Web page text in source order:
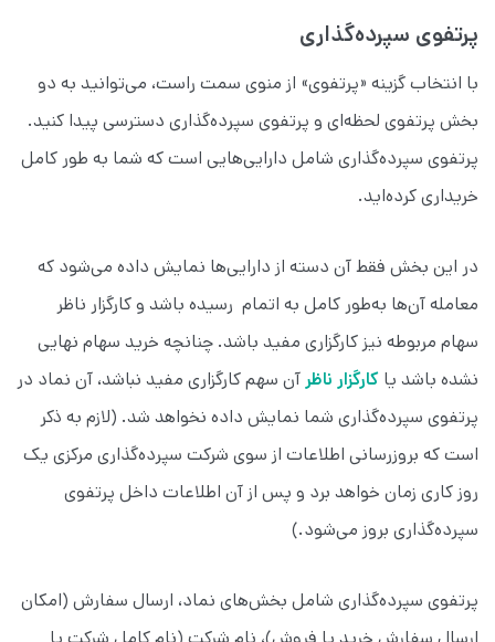
پرتفوی سپرده‌گذاری
با انتخاب گزینه «پرتفوی» از منوی سمت راست، می‌توانید به دو
بخش پرتفوی لحظه‌ای و پرتفوی سپرده‌گذاری دسترسی پیدا کنید.
پرتفوی سپرده‌گذاری شامل دارایی‌هایی است که شما به طور کامل
خریداری کرده‌اید.
در این بخش فقط آن دسته از دارایی‌ها نمایش داده می‌شود که
معامله آن‌ها به‌طور کامل به اتمام رسیده باشد و کارگزار ناظر
سهام مربوطه نیز کارگزاری مفید باشد. چنانچه خرید سهام نهایی
نشده باشد یا کارگزار ناظر آن سهم کارگزاری مفید نباشد، آن نماد در
پرتفوی سپرده‌گذاری شما نمایش داده نخواهد شد. (لازم به ذکر
است که بروزرسانی اطلاعات از سوی شرکت سپرده‌گذاری مرکزی یک
روز کاری زمان خواهد برد و پس از آن اطلاعات داخل پرتفوی
سپرده‌گذاری بروز می‌شود.)
پرتفوی سپرده‌گذاری شامل بخش‌های نماد، ارسال سفارش (امکان